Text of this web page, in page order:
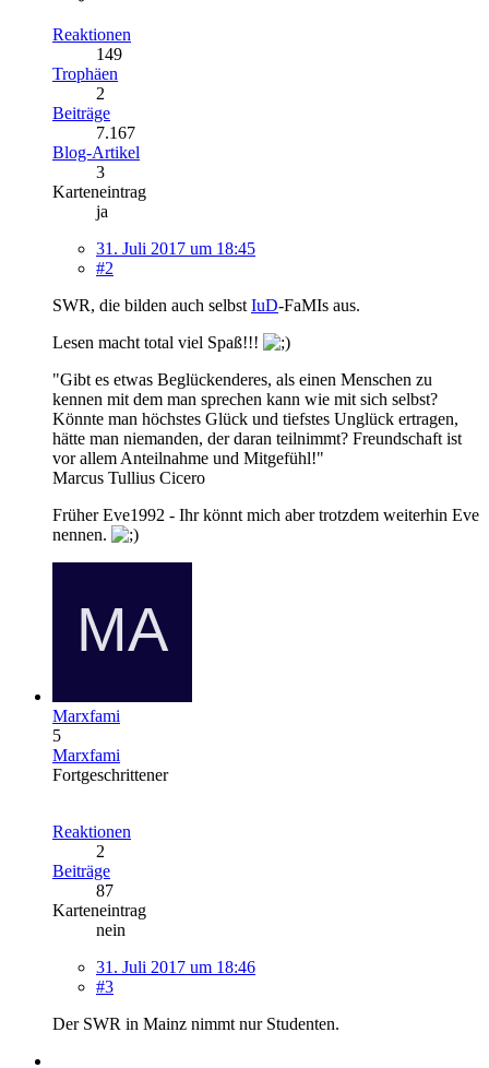
Reaktionen
149
Trophäen
2
Beiträge
7.167
Blog-Artikel
3
Karteneintrag
ja
31. Juli 2017 um 18:45
#2
SWR, die bilden auch selbst IuD-FaMIs aus.
Lesen macht total viel Spaß!!!
"Gibt es etwas Beglückenderes, als einen Menschen zu
kennen mit dem man sprechen kann wie mit sich selbst?
Könnte man höchstes Glück und tiefstes Unglück ertragen,
hätte man niemanden, der daran teilnimmt? Freundschaft ist
vor allem Anteilnahme und Mitgefühl!"
Marcus Tullius Cicero
Früher Eve1992 - Ihr könnt mich aber trotzdem weiterhin Eve
nennen.
Marxfami
5
Marxfami
Fortgeschrittener
Reaktionen
2
Beiträge
87
Karteneintrag
nein
31. Juli 2017 um 18:46
#3
Der SWR in Mainz nimmt nur Studenten.